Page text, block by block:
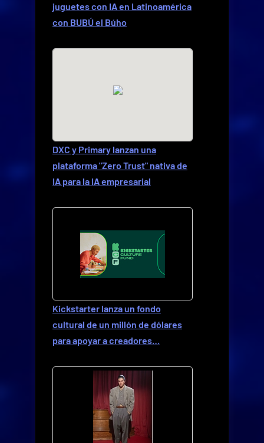
juguetes con IA en Latinoamérica
con BUBÚ el Búho
DXC y Primary lanzan una
plataforma "Zero Trust" nativa de
IA para la IA empresarial
Kickstarter lanza un fondo
cultural de un millón de dólares
para apoyar a creadores…